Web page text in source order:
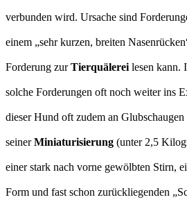
verbunden wird. Ursache sind
einem „sehr kurzen, breiten
Forderung zurTierquälerei lesen kann.
solche Forderungen oft noch weiter ins
dieser Hund oft zudem an
seinerMiniaturisierung (unter 2,5
einer stark nach vorne gewölbten Stirn,
Form und fast schon zurückliegenden